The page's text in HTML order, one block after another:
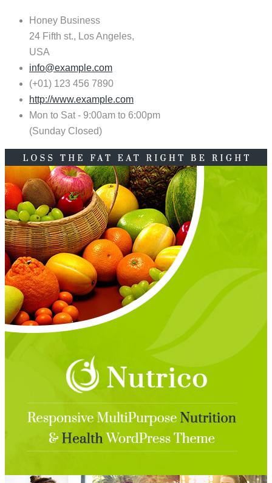
Honey Business
24 Fifth st., Los Angeles,
USA
info@example.com
(+01) 123 456 7890
http://www.example.com
Mon to Sat - 9:00am to 6:00pm
(Sunday Closed)